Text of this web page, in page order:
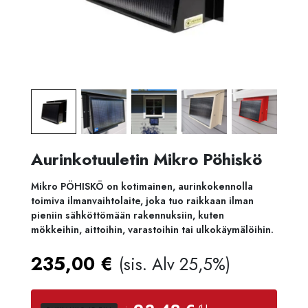
Aurinkotuuletin Mikro Pöhiskö
Mikro PÖHISKÖ on kotimainen, aurinkokennolla
toimiva ilmanvaihtolaite, joka tuo raikkaan ilman
pieniin sähköttömään rakennuksiin, kuten
mökkeihin, aittoihin, varastoihin tai ulkokäymälöihin.
235,00 € (sis. Alv 25,5%)